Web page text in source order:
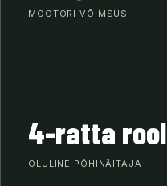
MOOTORI VÕIMSUS
4-ratta rool
OLULINE PÕHINÄITAJA